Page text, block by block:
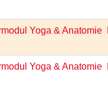
Yoga & Anatomie
Yoga & Anatomie